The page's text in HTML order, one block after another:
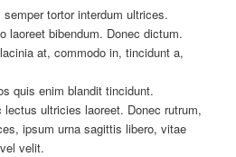
tortor interdum ultrices.
laoreet bibendum. Donec dictum.
at, commodo in, tincidunt a,
quis enim blandit tincidunt.
lectus ultricies laoreet. Donec rutrum,
ipsum urna sagittis libero, vitae
velit.